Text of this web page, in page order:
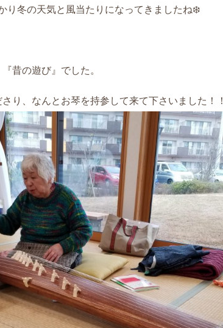
り冬の天気と風当たりになってきましたね❄️
昔の遊び』でした。
り、なんとお琴を持参して来て下さいました！！